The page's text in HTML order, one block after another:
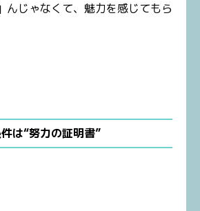
んじゃなくて、魅力を感じてもら
は“努力の証明書”